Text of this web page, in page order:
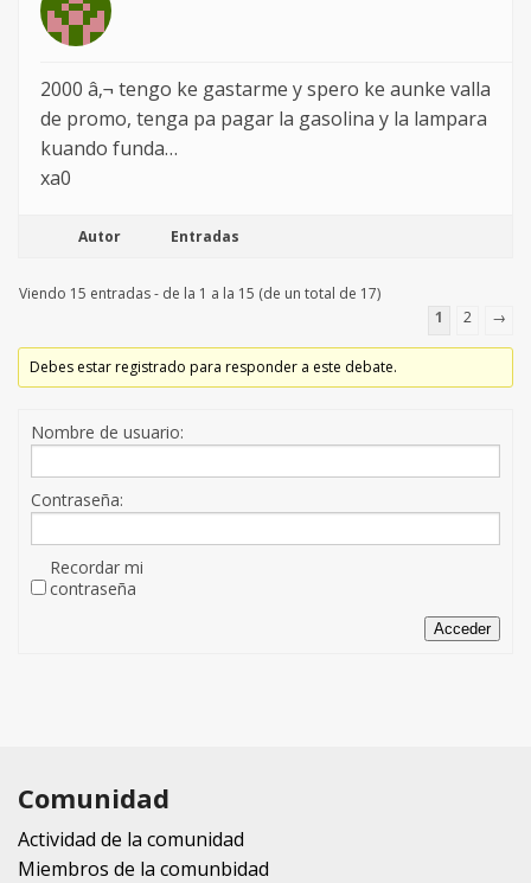
2000 â‚¬ tengo ke gastarme y spero ke aunke valla
de promo, tenga pa pagar la gasolina y la lampara
kuando funda…
xa0
Autor Entradas
Viendo 15 entradas - de la 1 a la 15 (de un total de 17)
1
2 →
Debes estar registrado para responder a este debate.
Nombre de usuario:
Contraseña:
Recordar mi
contraseña
Acceder
Comunidad
Actividad de la comunidad
Miembros de la comunbidad